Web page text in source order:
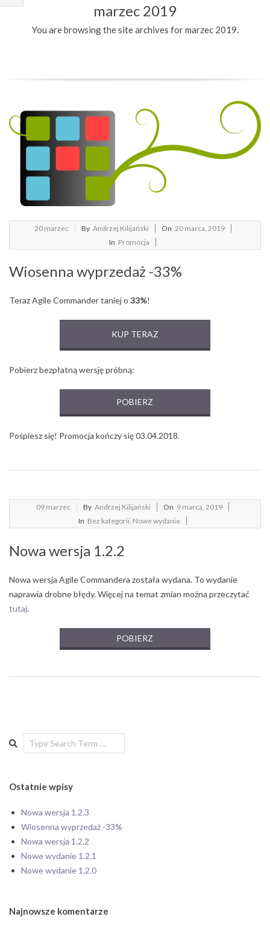
marzec 2019
You are browsing the site archives for marzec 2019.
20 marzec By Andrzej Kilijański On 20 marca, 2019
In Promocja
Wiosenna wyprzedaż -33%
Teraz Agile Commander taniej o 33%!
KUP TERAZ
Pobierz bezpłatną wersję próbną:
POBIERZ
Pośpiesz się! Promocja kończy się 03.04.2018.
09 marzec By Andrzej Kilijański On 9 marca, 2019
In Bez kategorii, Nowe wydanie
Nowa wersja 1.2.2
Nowa wersja Agile Commandera została wydana. To wydanie
naprawia drobne błędy. Więcej na temat zmian można przeczytać
tutaj.
POBIERZ
Search
Ostatnie wpisy
Nowa wersja 1.2.3
Wiosenna wyprzedaż -33%
Nowa wersja 1.2.2
Nowe wydanie 1.2.1
Nowe wydanie 1.2.0
Najnowsze komentarze